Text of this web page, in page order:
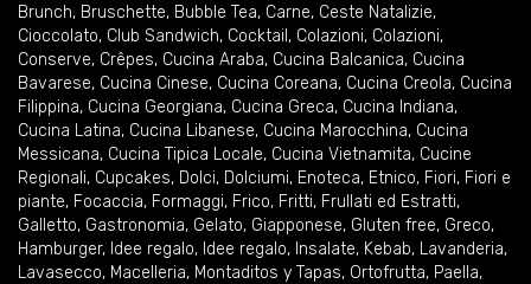
Brunch, Bruschette, Bubble Tea, Carne, Ceste Natalizie,
Cioccolato, Club Sandwich, Cocktail , Colazioni, Colazioni,
Conserve, Crêpes, Cucina Araba, Cucina Balcanica, Cucina
Bavarese, Cucina Cinese, Cucina Coreana, Cucina Creola, Cucina
Filippina, Cucina Georgiana, Cucina Greca, Cucina Indiana,
Cucina Latina, Cucina Libanese, Cucina Marocchina, Cucina
Messicana, Cucina Tipica Locale, Cucina Vietnamita, Cucine
Regionali, Cupcakes, Dolci, Dolciumi, Enoteca, Etnico, Fiori, Fiori e
piante, Focaccia, Formaggi, Frico, Fritti, Frullati ed Estratti,
Galletto, Gastronomia, Gelato, Giapponese, Gluten free, Greco,
Hamburger, Idee regalo, Idee regalo, Insalate, Kebab, Lavanderia,
Lavasecco, Macelleria, Montaditos y Tapas, Ortofrutta, Paella,